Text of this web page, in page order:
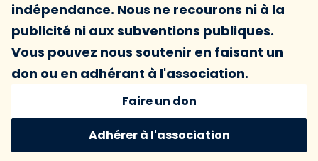
indépendance. Nous ne recourons ni à la
publicité ni aux subventions publiques.
Vous pouvez nous soutenir en faisant un
don ou en adhérant à l'association.
Faire un don
Adhérer à l'association